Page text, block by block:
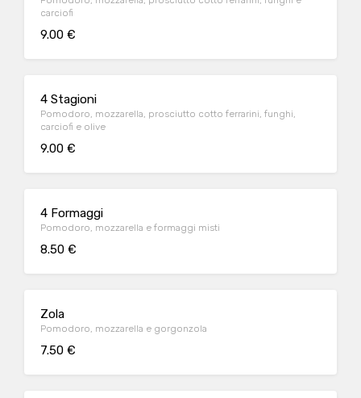
carciofi
9.00 €
4 Stagioni
Pomodoro, mozzarella, prosciutto cotto ferrarini, funghi,
carciofi e olive
9.00 €
4 Formaggi
Pomodoro, mozzarella e formaggi misti
8.50 €
Zola
Pomodoro, mozzarella e gorgonzola
7.50 €